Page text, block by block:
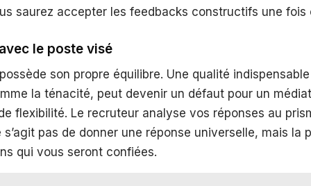
saurez accepter les feedbacks constructifs une fois
le poste visé
son propre équilibre. Une qualité
la ténacité, peut devenir un défaut pour un
flexibilité. Le recruteur analyse vos réponses au
s’agit pas de donner une réponse universelle, mais la
qui vous seront confiées.